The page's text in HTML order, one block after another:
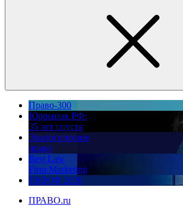
Право-300
Юррынок РФ:
35 лет спустя
Экологическое
право
Best Law
Firm Marketing
ПМЮФ 2026
ПРАВО.ru